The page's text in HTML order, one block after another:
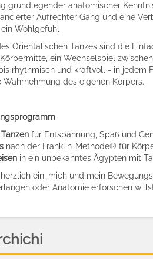
grundlegender anatomischer
Aufrechter Gang und eine
Wohlgefühl
Orientalischen Tanzes sind die
ein Wechselspiel
rhythmisch und kraftvoll - in jedem
Wahrnehmung des eigenen Körpers.
Tanzenfür Entspannung, Spaß und
nach der Franklin-Methode® für
in ein unbekanntes Ägypten mit
ein, mich und mein
oder Anatomie erforschen